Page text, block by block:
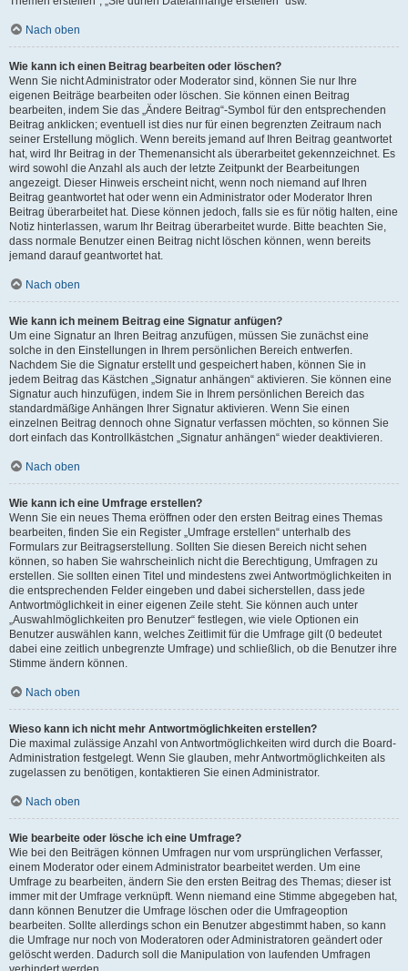
Nach oben
Wie kann ich einen Beitrag bearbeiten oder löschen?
Wenn Sie nicht Administrator oder Moderator sind, können Sie nur Ihre
eigenen Beiträge bearbeiten oder löschen. Sie können einen Beitrag
bearbeiten, indem Sie das „Ändere Beitrag“-Symbol für den entsprechenden
Beitrag anklicken; eventuell ist dies nur für einen begrenzten Zeitraum nach
seiner Erstellung möglich. Wenn bereits jemand auf Ihren Beitrag geantwortet
hat, wird Ihr Beitrag in der Themenansicht als überarbeitet gekennzeichnet. Es
wird sowohl die Anzahl als auch der letzte Zeitpunkt der Bearbeitungen
angezeigt. Dieser Hinweis erscheint nicht, wenn noch niemand auf Ihren
Beitrag geantwortet hat oder wenn ein Administrator oder Moderator Ihren
Beitrag überarbeitet hat. Diese können jedoch, falls sie es für nötig halten, eine
Notiz hinterlassen, warum Ihr Beitrag überarbeitet wurde. Bitte beachten Sie,
dass normale Benutzer einen Beitrag nicht löschen können, wenn bereits
jemand darauf geantwortet hat.
Nach oben
Wie kann ich meinem Beitrag eine Signatur anfügen?
Um eine Signatur an Ihren Beitrag anzufügen, müssen Sie zunächst eine
solche in den Einstellungen in Ihrem persönlichen Bereich entwerfen.
Nachdem Sie die Signatur erstellt und gespeichert haben, können Sie in
jedem Beitrag das Kästchen „Signatur anhängen“ aktivieren. Sie können eine
Signatur auch hinzufügen, indem Sie in Ihrem persönlichen Bereich das
standardmäßige Anhängen Ihrer Signatur aktivieren. Wenn Sie einen
einzelnen Beitrag dennoch ohne Signatur verfassen möchten, so können Sie
dort einfach das Kontrollkästchen „Signatur anhängen“ wieder deaktivieren.
Nach oben
Wie kann ich eine Umfrage erstellen?
Wenn Sie ein neues Thema eröffnen oder den ersten Beitrag eines Themas
bearbeiten, finden Sie ein Register „Umfrage erstellen“ unterhalb des
Formulars zur Beitragserstellung. Sollten Sie diesen Bereich nicht sehen
können, so haben Sie wahrscheinlich nicht die Berechtigung, Umfragen zu
erstellen. Sie sollten einen Titel und mindestens zwei Antwortmöglichkeiten in
die entsprechenden Felder eingeben und dabei sicherstellen, dass jede
Antwortmöglichkeit in einer eigenen Zeile steht. Sie können auch unter
„Auswahlmöglichkeiten pro Benutzer“ festlegen, wie viele Optionen ein
Benutzer auswählen kann, welches Zeitlimit für die Umfrage gilt (0 bedeutet
dabei eine zeitlich unbegrenzte Umfrage) und schließlich, ob die Benutzer ihre
Stimme ändern können.
Nach oben
Wieso kann ich nicht mehr Antwortmöglichkeiten erstellen?
Die maximal zulässige Anzahl von Antwortmöglichkeiten wird durch die Board-
Administration festgelegt. Wenn Sie glauben, mehr Antwortmöglichkeiten als
zugelassen zu benötigen, kontaktieren Sie einen Administrator.
Nach oben
Wie bearbeite oder lösche ich eine Umfrage?
Wie bei den Beiträgen können Umfragen nur vom ursprünglichen Verfasser,
einem Moderator oder einem Administrator bearbeitet werden. Um eine
Umfrage zu bearbeiten, ändern Sie den ersten Beitrag des Themas; dieser ist
immer mit der Umfrage verknüpft. Wenn niemand eine Stimme abgegeben hat,
dann können Benutzer die Umfrage löschen oder die Umfrageoption
bearbeiten. Sollte allerdings schon ein Benutzer abgestimmt haben, so kann
die Umfrage nur noch von Moderatoren oder Administratoren geändert oder
gelöscht werden. Dadurch soll die Manipulation von laufenden Umfragen